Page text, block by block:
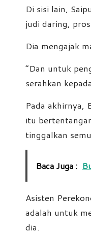
Di sisi lain,
judi daring,
Dia mengajak
“Dan untuk
serahkan
Pada akhirnya,
itu
tinggalkan
Baca Juga :
Asisten
adalah untuk
dia.